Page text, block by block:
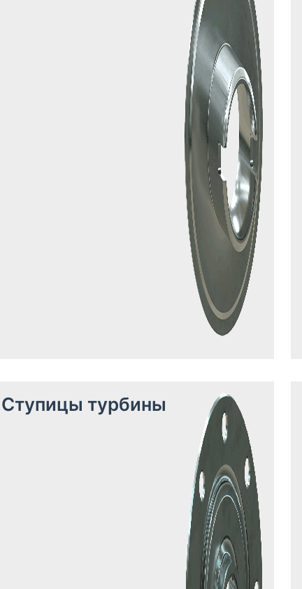
Ступицы турбины